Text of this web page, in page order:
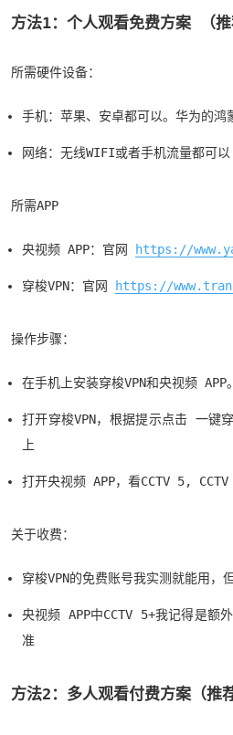
方法1：个人观看免费方案 （推
所需硬件设备：
手机：苹果、安卓都可以。华为的鸿
网络：无线WIFI或者手机流量都可以
所需APP
央视频 APP：官网 https://
穿梭VPN：官网 https://
操作步骤：
在手机上安装穿梭VPN和央视频 APP
打开穿梭VPN，根据提示点击 一键
上
打开央视频 APP，看CCTV 5,
关于收费：
穿梭VPN的免费账号我实测就能用，
央视频 APP中CCTV 5+我记得是额
准
方法2：多人观看付费方案（推荐